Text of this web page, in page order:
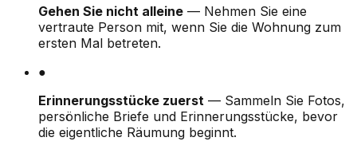
Gehen Sie nicht alleine — Nehmen Sie eine
vertraute Person mit, wenn Sie die Wohnung zum
ersten Mal betreten.
●
Erinnerungsstücke zuerst — Sammeln Sie Fotos,
persönliche Briefe und Erinnerungsstücke, bevor
die eigentliche Räumung beginnt.